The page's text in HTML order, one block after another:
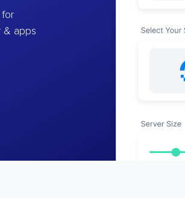
for
& apps